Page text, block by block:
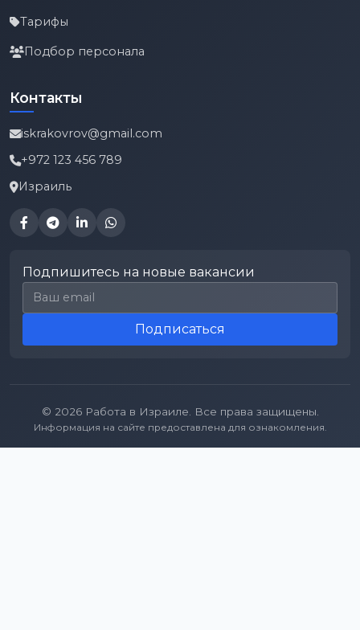
Тарифы
Подбор персонала
Контакты
iskrakovrov@gmail.com
+972 123 456 789
Израиль
Подпишитесь на новые вакансии
Email для подписки
Подписаться
© 2026 Работа в Израиле. Все права защищены.
Информация на сайте предоставлена для ознакомления.